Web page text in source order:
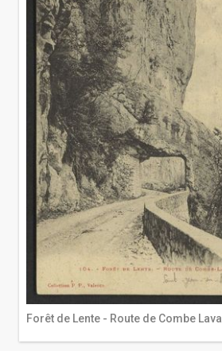
Forêt de Lente - Route de Combe Laval